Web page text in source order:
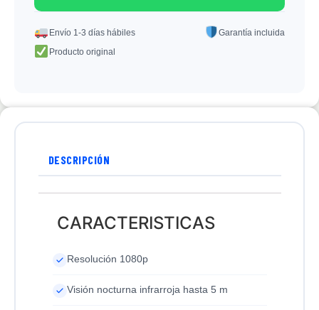
Envío 1-3 días hábiles
Garantía incluida
Producto original
DESCRIPCIÓN
CARACTERISTICAS
Resolución 1080p
Visión nocturna infrarroja hasta 5 m